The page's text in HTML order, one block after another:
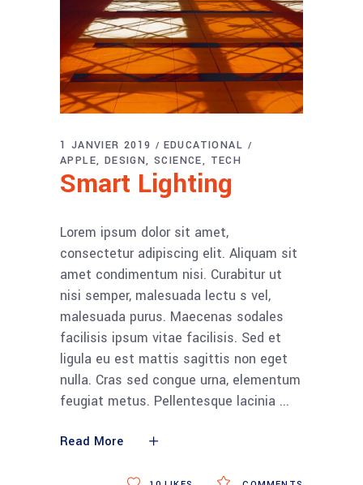
1 JANVIER 2019
EDUCATIONAL
APPLE
DESIGN SCIENCE TECH
Smart Lighting
Lorem ipsum dolor sit amet,
consectetur adipiscing elit. Aliquam sit
amet condimentum nisi. Curabitur ut
nisi semper, malesuada lectu s vel,
malesuada purus. Maecenas sodales
facilisis ipsum vitae facilisis. Sed et
ligula eu est mattis sagittis non eget
nulla. Cras sed congue urna, elementum
feugiat metus. Pellentesque lacinia
Read More